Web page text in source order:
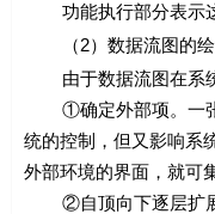
功能执行部分表示这
（2）数据流图的绘
由于数据流图在系统
①确定外部项。一张
统的控制，但又影响系
外部环境的界面，就可
②自顶向下逐层扩展